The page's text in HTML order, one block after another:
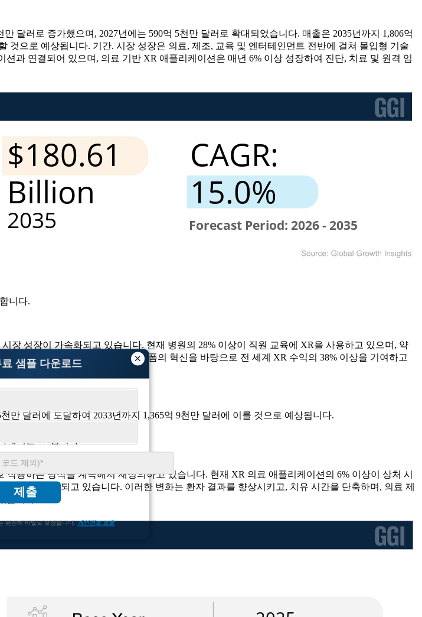
×
샘플 다운로드
제출
완전히 비밀로 보장됩니다.개인정보 보호
달러로 증가했으며, 2027년에는 590억 5천만 달러로 확대되었습니다. 매출은 2035년까지 1,806억
것으로 예상됩니다. 기간. 시장 성장은 의료, 제조, 교육 및 엔터테인먼트 전반에 걸쳐 몰입형 기술
과 연결되어 있으며, 의료 기반 XR 애플리케이션은 매년 6% 이상 성장하여 진단, 치료 및 원격 임
니다.
장 성장이 가속화되고 있습니다. 현재 병원의 28% 이상이 직원 교육에 XR을 사용하고 있으며, 약
장, 상처 치료 기반 디지털 플랫폼의 혁신을 바탕으로 전 세계 XR 수익의 38% 이상을 기여하고
만 달러에 도달하여 2033년까지 1,365억 9천만 달러에 이를 것으로 예상됩니다.
증가.
서는 6%입니다.
용하는 방식을 계속해서 재정의하고 있습니다. 현재 XR 의료 애플리케이션의 6% 이상이 상처 시
점 더 통합되고 있습니다. 이러한 변화는 환자 결과를 향상시키고, 치유 시간을 단축하며, 의료 제
습니다.